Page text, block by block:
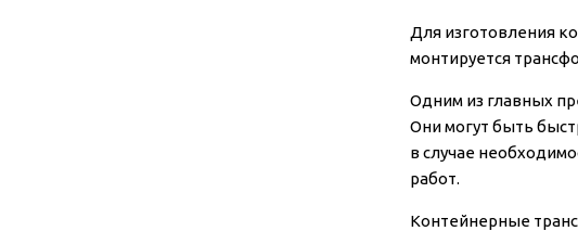
Для изготовления
монтируется
Одним из главных
Они могут быть
в случае
работ.
Контейнерные